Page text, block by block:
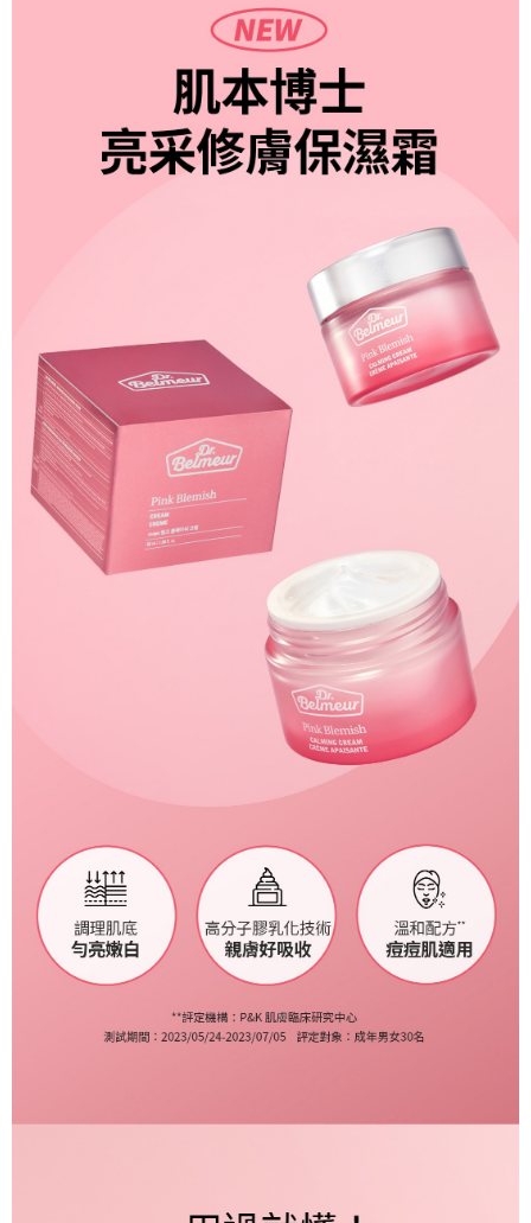
４．使用「AFTEE先享後付」時，將依據個別帳號之用戶狀況，依本公司即
時審查核予不同之上限額度；若仍有額度不足之情形，本公司將視審查結果
請求用戶進行身份認證。
５．嚴禁一人註冊多個帳號或使用他人資訊註冊。若發現惡意使用之情形，
恩沛科技股份有限公司將有權停止該用戶之使用額度並採取法律行動。